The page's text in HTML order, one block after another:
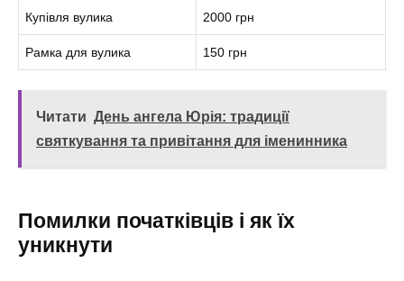
Купівля вулика 2000 грн
Рамка для вулика 150 грн
Читати День ангела Юрія: традиції
святкування та привітання для іменинника
Помилки початківців і як їх
уникнути